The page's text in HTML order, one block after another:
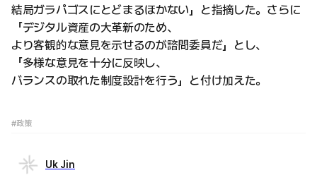
結局ガラパゴスにとどまるほかない」と指摘した。さらに
「デジタル資産の大革新のため、
より客観的な意見を示せるのが諮問委員だ」とし、
「多様な意見を十分に反映し、
バランスの取れた制度設計を行う」と付け加えた。
#政策
Uk Jin